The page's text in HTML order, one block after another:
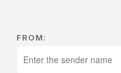
FROM: